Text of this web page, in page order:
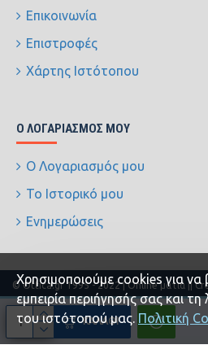
ΚΑΛΆΘΙ
Επικοινωνία
Επιστροφές
Χάρτης Ιστότοπου
Ο ΛΟΓΑΡΙΑΣΜΌΣ ΜΟΥ
Ο Λογαριασμός μου
Το Ιστορικό μου
Ενημερώσεις
© Ottica.gr 1995 - 2022 | Online ματιά ||
Xρησιμοποιούμε cookies για να
εμπειρία περιήγησής σας και τη
του ιστότοπού μας. Πολιτική